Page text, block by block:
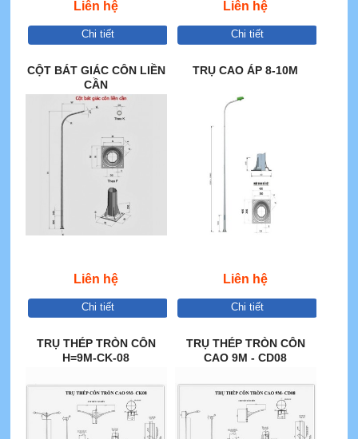
Liên hệ
Chi tiết
Liên hệ
Chi tiết
CỘT BÁT GIÁC CÔN LIỀN
CẦN
Liên hệ
Chi tiết
TRỤ CAO ÁP 8-10M
Liên hệ
Chi tiết
TRỤ THÉP TRÒN CÔN
H=9M-CK-08
TRỤ THÉP TRÒN CÔN
CAO 9M - CD08